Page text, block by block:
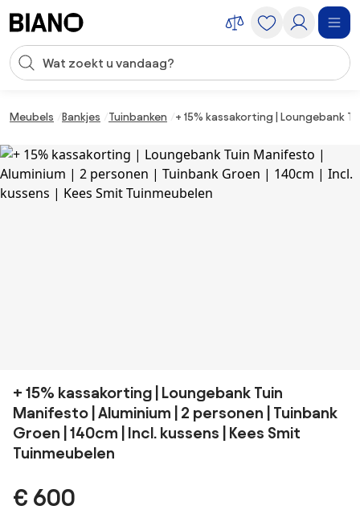
Zoekopdracht invoeren
Meubels Bankjes Tuinbanken + 15% kassakorting | Loungebank
+ 15% kassakorting | Loungebank Tuin
Manifesto | Aluminium | 2 personen | Tuinbank
Groen | 140cm | Incl. kussens | Kees Smit
Tuinmeubelen
€ 600